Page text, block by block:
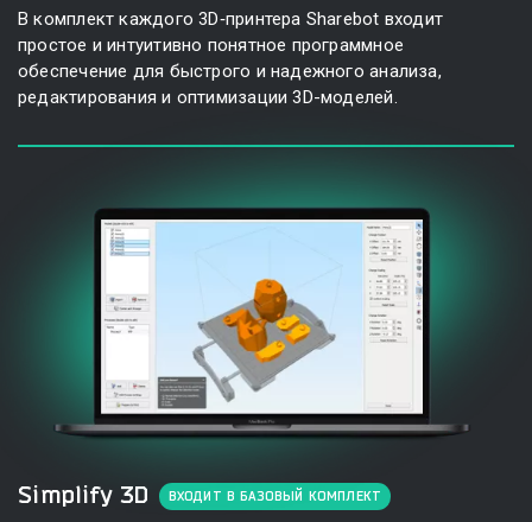
В комплект каждого 3D‑принтера Sharebot входит
простое и интуитивно понятное программное
обеспечение для быстрого и надежного анализа,
редактирования и оптимизации3D-моделей
Simplify 3D ВХОДИТ В БАЗОВЫЙ КОМПЛЕКТ